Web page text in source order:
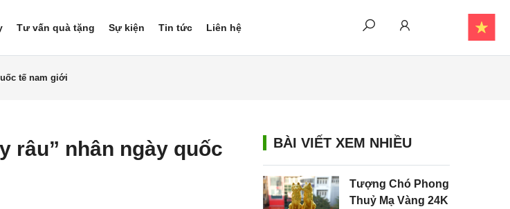
Tư vấn quà tặng Sự kiện Tin tức Liên hệ
tế nam giới
râu” nhân ngày quốc
BÀI VIẾT XEM NHIỀU
Tượng Chó Phong
Thuỷ Mạ Vàng 24K